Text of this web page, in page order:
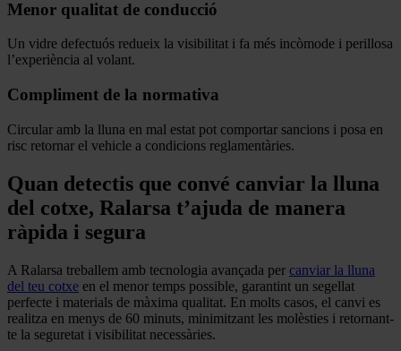
Menor qualitat de conducció
Un vidre defectuós redueix la visibilitat i fa més incòmode i perillosa
l’experiència al volant.
Compliment de la normativa
Circular amb la lluna en mal estat pot comportar sancions i posa en
risc retornar el vehicle a condicions reglamentàries.
Quan detectis que convé canviar la lluna
del cotxe, Ralarsa t’ajuda de manera
ràpida i segura
A Ralarsa treballem amb tecnologia avançada per canviar la lluna
del teu cotxe en el menor temps possible, garantint un segellat
perfecte i materials de màxima qualitat. En molts casos, el canvi es
realitza en menys de 60 minuts, minimitzant les molèsties i retornant-
te la seguretat i visibilitat necessàries.